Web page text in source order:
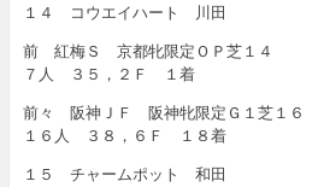
１４ コウエイハート 川田
前 紅梅Ｓ 京都牝限定ＯＰ芝１４
７人 ３５，２Ｆ １着
前々 阪神ＪＦ 阪神牝限定Ｇ１芝１６
１６人 ３８，６Ｆ １８着
１５ チャームポット 和田